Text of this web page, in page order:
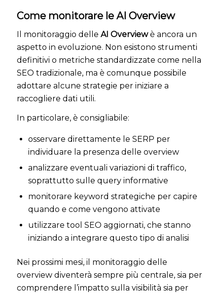
Come monitorare le AI Overview
Il monitoraggio delle AI Overviewè ancora un
aspetto in evoluzione. Non esistono strumenti
definitivi o metriche standardizzate come nella
SEO tradizionale, ma è comunque possibile
adottare alcune strategie per iniziare a
raccogliere dati utili.
In particolare, è consigliabile:
osservare direttamente le SERP per
individuare la presenza delle overview
analizzare eventuali variazioni di traffico,
soprattutto sulle query informative
monitorare keyword strategiche per capire
quando e come vengono attivate
utilizzare tool SEO aggiornati, che stanno
iniziando a integrare questo tipo di analisi
Nei prossimi mesi, il monitoraggio delle
overview diventerà sempre più centrale, sia per
comprendere l’impatto sulla visibilità sia per